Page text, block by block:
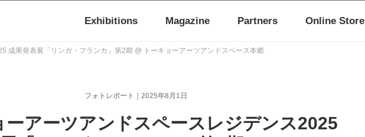
Exhibitions Magazine Partners Online Store
成果発表展「リンガ・フランカ」第2期 @ トーキョーアーツアンドスペース本郷
2025年8月1日
フォトレポート
ーアーツアンドスペースレジデンス2025